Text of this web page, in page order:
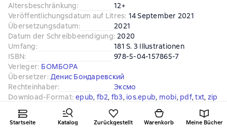
Startseite Katalog Zurückgestellt Warenkorb Meine Bücher
Altersbeschränkung:
12+
Veröffentlichungsdatum auf Litres: 14 September 2021
Übersetzungsdatum:
2021
Datum der Schreibbeendigung: 2020
Umfang:
181 S. 3 Illustrationen
ISBN:
978-5-04-157865-7
Verleger: БОМБОРА
Übersetzer: Денис Бондаревский
Rechteinhaber:
Эксмо
Download-Format: epub, fb2, fb3, ios.epub, mobi, pdf, txt, zip